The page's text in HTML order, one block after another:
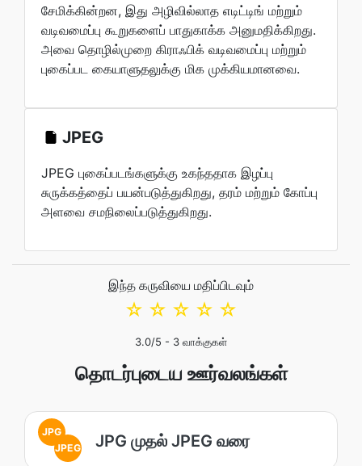
சேமிக்கின்றன, இது அழிவில்லாத எடிட்டிங் மற்றும்
வடிவமைப்பு கூறுகளைப் பாதுகாக்க அனுமதிக்கிறது.
அவை தொழில்முறை கிராஃபிக் வடிவமைப்பு மற்றும்
புகைப்பட கையாளுதலுக்கு மிக முக்கியமானவை.
JPEG
JPEG புகைப்படங்களுக்கு உகந்ததாக இழப்பு
சுருக்கத்தைப் பயன்படுத்துகிறது, தரம் மற்றும் கோப்பு
அளவை சமநிலைப்படுத்துகிறது.
இந்த கருவியை மதிப்பிடவும்
☆
☆
☆
☆
☆
3.0/5 - 3 வாக்குகள்
தொடர்புடைய ஊர்வலங்கள்
JPG
JPEG
JPG முதல் JPEG வரை